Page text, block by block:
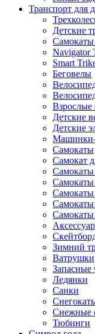
Транспорт для
Детские
Самокаты
Navigator
Smart
Беговелы
Взрослые
Детские
Детские
Машинки-
Самокаты
Самокат
Самокаты
Самокаты
Самокаты
Самокаты
Самокаты
Зимний
Ватрушки
Запасные
Ледянки
Санки
Снежные
Тюбинги